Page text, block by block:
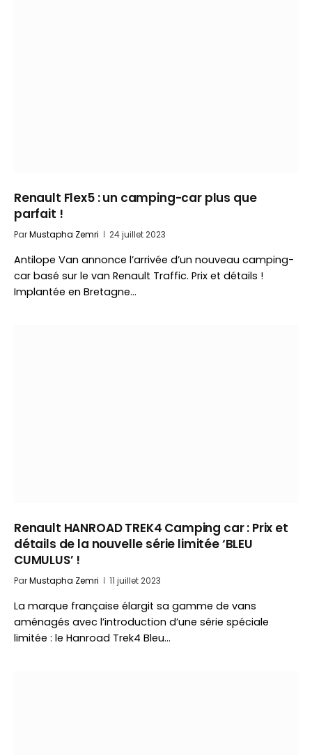
Renault Flex5 : un camping-car plus que
parfait !
ParMustapha Zemri 24 juillet 2023
Antilope Van annonce l’arrivée d’un nouveau camping-
car basé sur le van Renault Traffic. Prix et détails !
Implantée en Bretagne…
Renault HANROAD TREK4 Camping car : Prix et
détails de la nouvelle série limitée ‘BLEU
CUMULUS’ !
ParMustapha Zemri 11 juillet 2023
La marque française élargit sa gamme de vans
aménagés avec l’introduction d’une série spéciale
limitée : le Hanroad Trek4 Bleu…